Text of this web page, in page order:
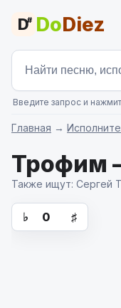
D# DoDiez
Введите запрос и
Главная →
Трофим
аккорды для
Также ищут: Сергей
♭ 0 ♯